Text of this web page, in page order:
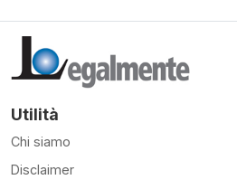
Utilità
Chi siamo
Disclaimer